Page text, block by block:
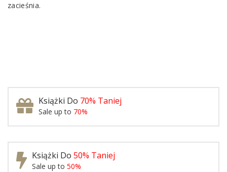
zacieśnia.
Książki Do 70% Taniej
Sale up to 70%
Książki Do 50% Taniej
Sale up to 50%